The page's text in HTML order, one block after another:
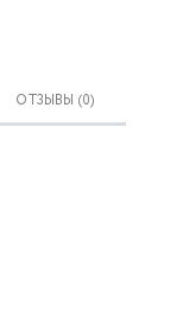
ОТЗЫВЫ (0)